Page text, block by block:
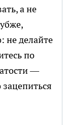
а не
не делайте
по
—